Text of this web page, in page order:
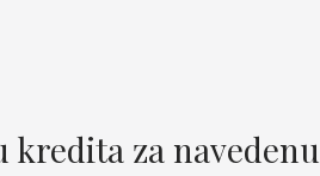
za navedenu